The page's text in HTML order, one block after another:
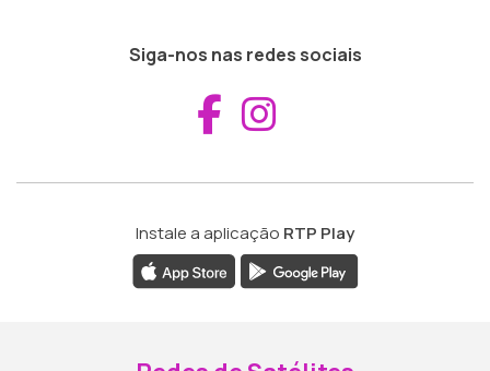
Siga-nos nas redes sociais
Aceder ao
Instale a aplicação RTP Play